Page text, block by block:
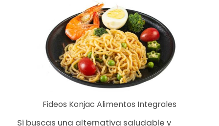
Fideos Konjac Alimentos Integrales
Si buscas una alternativa saludable y